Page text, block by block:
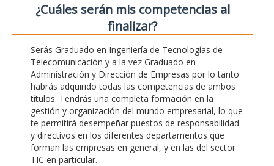
¿Cuáles serán mis competencias al
finalizar?
Serás Graduado en Ingeniería de Tecnologías de
Telecomunicación y a la vez Graduado en
Administración y Dirección de Empresas por lo tanto
habrás adquirido todas las competencias de ambos
títulos. Tendrás una completa formación en la
gestión y organización del mundo empresarial, lo que
te permitirá desempeñar puestos de responsabilidad
y directivos en los diferentes departamentos que
forman las empresas en general, y en las del sector
TIC en particular.